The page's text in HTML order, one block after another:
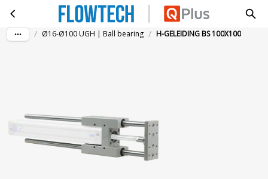
Skip to main contentH-GELEIDING BS 100X100
/ Ø16-Ø100 UGH | Ball bearing / H-GELEIDING BS 100X100